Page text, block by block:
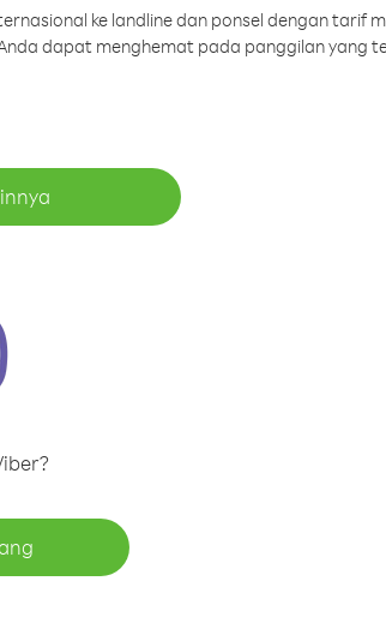
ke landline dan ponsel dengan tarif
dapat menghemat pada panggilan yang